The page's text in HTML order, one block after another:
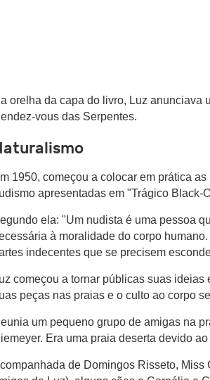
orelha da capa do livro, Luz anunciava
vous das Serpentes.
1950, começou a colocar em prática
apresentadas em "Trágico Black-
ela: "Um nudista é uma pessoa
à moralidade do corpo
indecentes que se precisem
começou a tornar públicas suas
peças nas praias e o culto ao corpo
um pequeno grupo de amigas na
Era uma praia deserta devido
de Domingos Risseto, Miss